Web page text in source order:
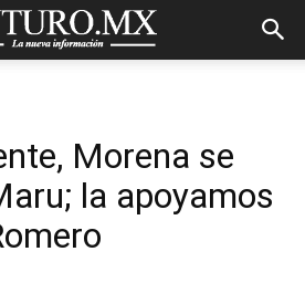
Morena se
la apoyamos